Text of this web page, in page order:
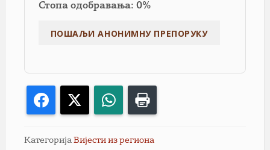
Стопа одобравања: 0%
Facebook WhatsApp
Категорија Вијести из региона